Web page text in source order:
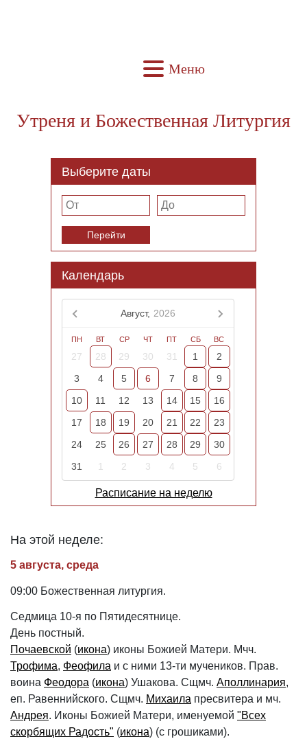
Меню
Утреня и Божественная Литургия
Выберите даты
Перейти
Календарь
Август, 2026
ПН ВТ СР ЧТ ПТ СБ ВС
27 28 29 30 31 1
2
3
4 5 6 7 8
9
10
11 12 13 14 15
16
17
18 19 20 21 22
23
24
25 26 27 28 29
30
31
1 2 3 4 5 6
Расписание на неделю
На этой неделе:
5 августа, среда
09:00 Божественная литургия.
Седмица 10-я по Пятидесятнице.
День постный.
Почаевской (икона) иконы Божией Матери. Мчч.
Трофима, Феофила и с ними 13-ти мучеников. Прав.
воина Феодора (икона) Ушакова. Сщмч. Аполлинария,
еп. Равеннийского. Сщмч. Михаила пресвитера и мч.
Андрея. Иконы Божией Матери, именуемой "Всех
скорбящих Радость" (икона) (с грошиками).